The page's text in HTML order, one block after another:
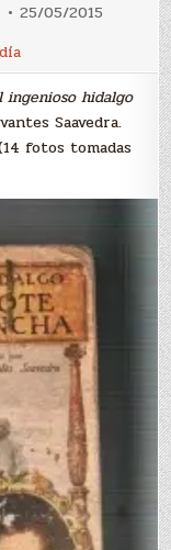
25/05/2015
ingenioso hidalgo
Saavedra.
fotos tomadas